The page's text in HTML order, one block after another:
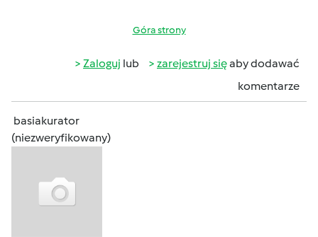
Góra strony
Zaloguj lub zarejestruj sięaby dodawać
komentarze
basiakurator
(niezweryfikowany)